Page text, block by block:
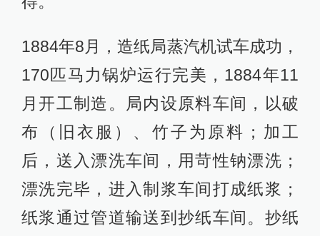
1884年8月，造纸局蒸汽机试车成功，
170匹马力锅炉运行完美，1884年11
月开工制造。局内设原料车间，以破
布（旧衣服）、竹子为原料；加工
后，送入漂洗车间，用苛性钠漂洗；
漂洗完毕，进入制浆车间打成纸浆；
纸浆通过管道输送到抄纸车间。抄纸